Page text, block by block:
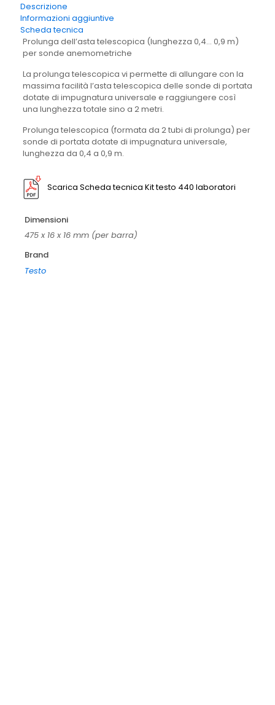
Descrizione
Informazioni aggiuntive
Scheda tecnica
Prolunga dell’asta telescopica (lunghezza 0,4… 0,9 m)
per sonde anemometriche
La prolunga telescopica vi permette di allungare con la
massima facilità l’asta telescopica delle sonde di portata
dotate di impugnatura universale e raggiungere così
una lunghezza totale sino a 2 metri.
Prolunga telescopica (formata da 2 tubi di prolunga) per
sonde di portata dotate di impugnatura universale,
lunghezza da 0,4 a 0,9 m.
Scarica Scheda tecnica Kit testo 440 laboratori
Dimensioni
475 x 16 x 16 mm (per barra)
Brand
Testo